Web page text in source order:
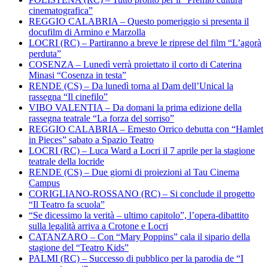
cinematografica”
REGGIO CALABRIA – Questo pomeriggio si presenta il
docufilm di Armino e Marzolla
LOCRI (RC) – Partiranno a breve le riprese del film “L’agorà
perduta”
COSENZA – Lunedì verrà proiettato il corto di Caterina
Minasi “Cosenza in testa”
RENDE (CS) – Da lunedì torna al Dam dell’Unical la
rassegna “Il cinefilo”
VIBO VALENTIA – Da domani la prima edizione della
rassegna teatrale “La forza del sorriso”
REGGIO CALABRIA – Ernesto Orrico debutta con “Hamlet
in Pieces” sabato a Spazio Teatro
LOCRI (RC) – Luca Ward a Locri il 7 aprile per la stagione
teatrale della locride
RENDE (CS) – Due giorni di proiezioni al Tau Cinema
Campus
CORIGLIANO-ROSSANO (RC) – Si conclude il progetto
“Il Teatro fa scuola”
“Se dicessimo la verità – ultimo capitolo”, l’opera-dibattito
sulla legalità arriva a Crotone e Locri
CATANZARO – Con “Mary Poppins” cala il sipario della
stagione del “Teatro Kids”
PALMI (RC) – Successo di pubblico per la parodia de “I